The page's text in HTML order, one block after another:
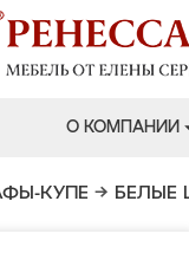
О КОМПАНИИ
КУПЕ → БЕЛЫЕ